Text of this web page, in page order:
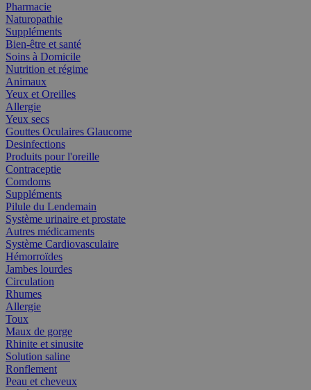
Pharmacie
Naturopathie
Suppléments
Bien-être et santé
Soins à Domicile
Nutrition et régime
Animaux
Yeux et Oreilles
Allergie
Yeux secs
Gouttes Oculaires Glaucome
Desinfections
Produits pour l'oreille
Contraceptie
Comdoms
Suppléments
Pilule du Lendemain
Système urinaire et prostate
Autres médicaments
Système Cardiovasculaire
Hémorroïdes
Jambes lourdes
Circulation
Rhumes
Allergie
Toux
Maux de gorge
Rhinite et sinusite
Solution saline
Ronflement
Peau et cheveux